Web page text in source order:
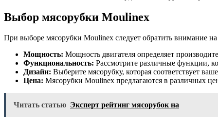
Выбор мясорубки Moulinex
При выборе мясорубки Moulinex следует обратить внимание
Мощность: Мощность двигателя определяет
Функциональность: Рассмотрите различные функции,
Дизайн: Выберите мясорубку, которая соответствует
Цена: Мясорубки Moulinex предлагаются в различных
Читать статью Эксперт рейтинг мясорубок на